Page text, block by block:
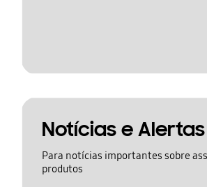
Notícias e Alertas
Para notícias importantes sobre
produtos